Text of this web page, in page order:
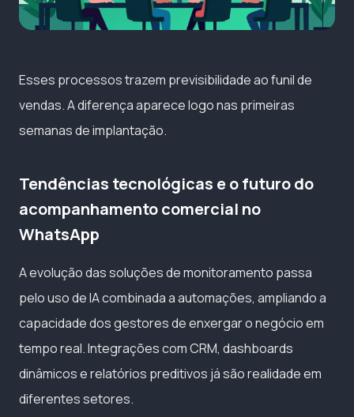
Esses processos trazem previsibilidade ao funil de
vendas. A diferença aparece logo nas primeiras
semanas de implantação.
Tendências tecnológicas e o futuro do
acompanhamento comercial no
WhatsApp
A evolução das soluções de monitoramento passa
pelo uso de IA combinada a automações, ampliando a
capacidade dos gestores de enxergar o negócio em
tempo real. Integrações com CRM, dashboards
dinâmicos e relatórios preditivos já são realidade em
diferentes setores.